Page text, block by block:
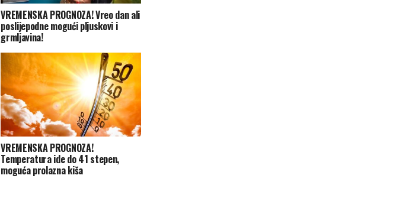
VREMENSKA PROGNOZA! Vreo dan ali
poslijepodne mogući pljuskovi i
grmljavina!
VREMENSKA PROGNOZA!
Temperatura ide do 41 stepen,
moguća prolazna kiša